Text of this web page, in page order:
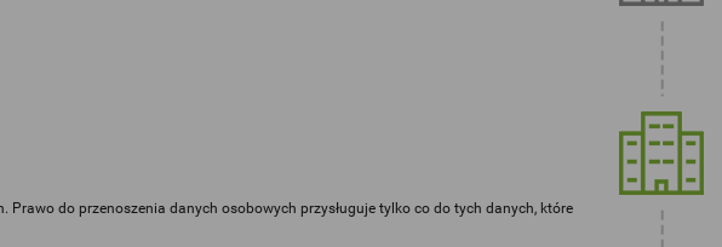
do przenoszenia danych osobowych przysługuje tylko co do tych danych, które